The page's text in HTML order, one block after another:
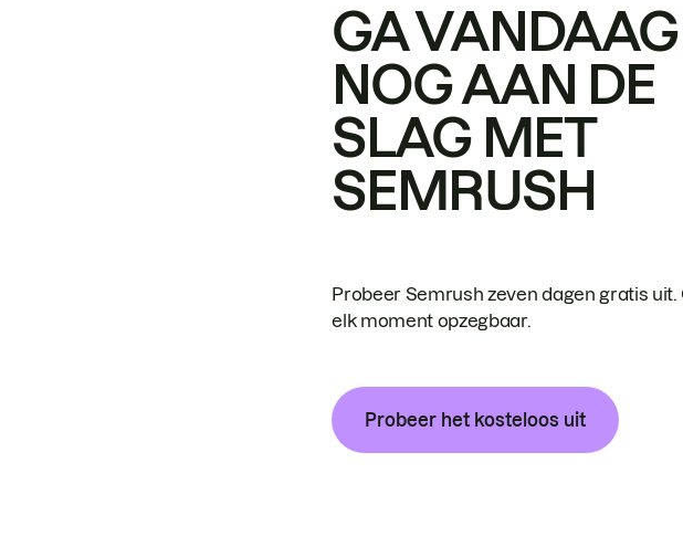
GA VANDAAG
NOG AAN DE
SLAG MET
SEMRUSH
Probeer Semrush zeven dagen gratis uit.
elk moment opzegbaar.
Probeer het kosteloos uit